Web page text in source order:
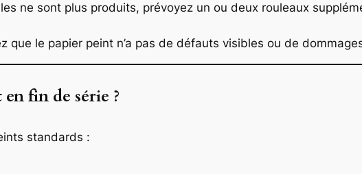
ne sont plus produits, prévoyez un ou deux rouleaux
que le papier peint n’a pas de défauts visibles ou de
fin de série ?
standards :